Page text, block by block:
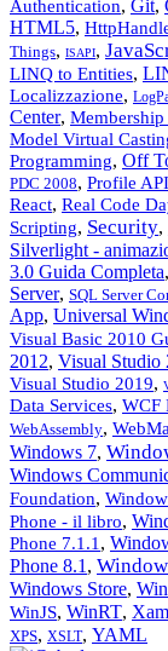
Authentication, Git,
HTML5,
Things, ISAPI,
LINQ to Entities,
Localizzazione,
Center,
Model Virtual
Programming, Off
PDC 2008, Profile API
React, Real Code
Scripting, Security,
Silverlight -
3.0 Guida Completa,
Server, SQL Server
App, Universal
Visual Basic 2010
2012, Visual Studio
Visual Studio 2019,
Data Services, WCF
WebAssembly,
Windows 7,
Windows
Foundation,
Phone - il libro,
Phone 7.1.1 ,
Phone 8.1 ,
Windows Store,
WinJS, WinRT,
XPS, XSLT, YAML